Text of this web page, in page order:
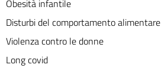
Obesità infantile
Disturbi del comportamento alimentare
Violenza contro le donne
Long covid